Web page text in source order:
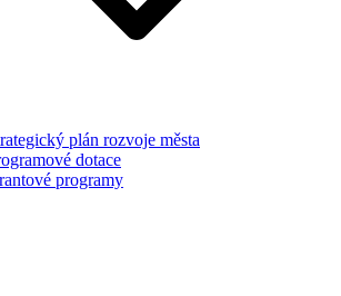
plán rozvoje města
dotace
programy